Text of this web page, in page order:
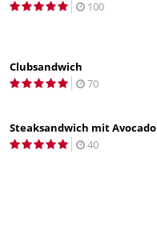
100
Clubsandwich
70
Steaksandwich mit Avocado
40